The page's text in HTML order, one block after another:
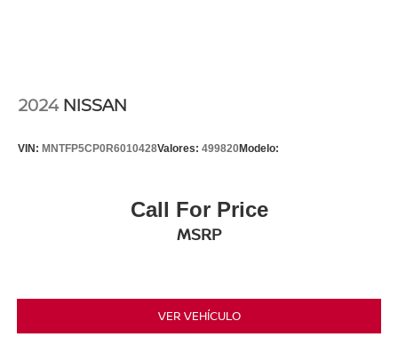
2024 NISSAN
VIN: MNTFP5CP0R6010428Valores: 499820Modelo:
Call For Price
MSRP
VER VEHÍCULO